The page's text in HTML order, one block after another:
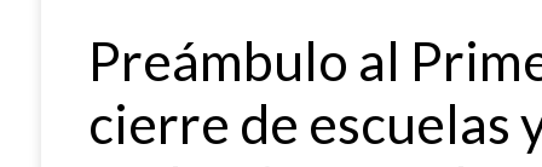
Preámbulo al
cierre de escuelas